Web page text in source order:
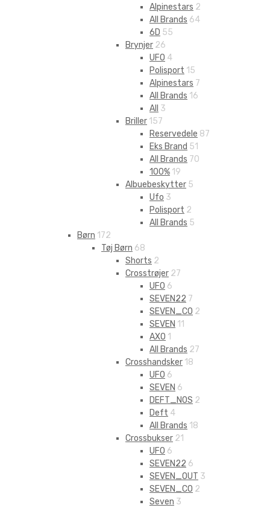
Alpinestars 2
All Brands 64
6D 55
Brynjer 26
UFO 4
Polisport 15
Alpinestars 7
All Brands 16
All 3
Briller 157
Reservedele 87
Eks Brand 51
All Brands 70
100% 19
Albuebeskytter 5
Ufo 3
Polisport 2
All Brands 5
Børn 172
Tøj Børn 68
Shorts 2
Crosstrøjer 27
UFO 6
SEVEN22 7
SEVEN_CO 2
SEVEN 11
AXO 1
All Brands 27
Crosshandsker 18
UFO 6
SEVEN 6
DEFT_NOS 2
Deft 4
All Brands 18
Crossbukser 21
UFO 6
SEVEN22 6
SEVEN_OUT 3
SEVEN_CO 2
Seven 3